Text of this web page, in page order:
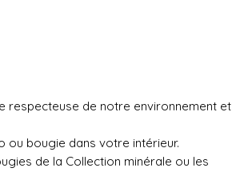
respecteuse de notre environnement et
ou bougie dans votre intérieur.
de la Collection minérale ou les